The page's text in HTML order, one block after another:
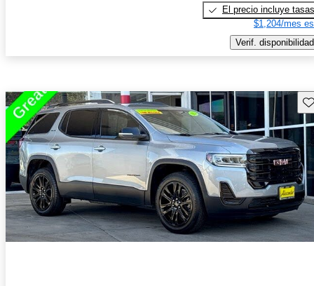
El precio incluye tasas
$1,204/mes
Verif. disponibilidad